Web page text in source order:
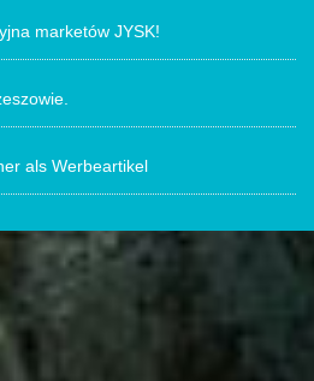
marketów JYSK!
als Werbeartikel